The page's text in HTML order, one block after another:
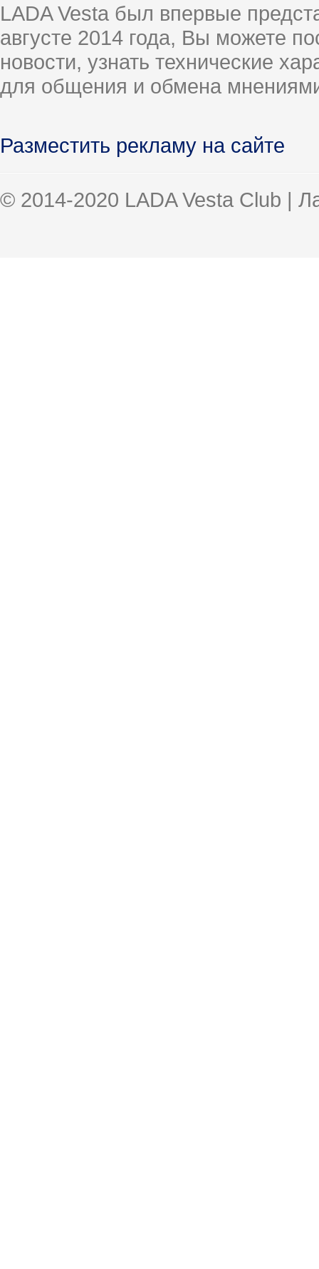
LADA Vesta был впервые
августе 2014 года, Вы можете
новости, узнать технические
для общения и обмена
Разместить рекламу на сайте
© 2014-2020 LADA Vesta Club |